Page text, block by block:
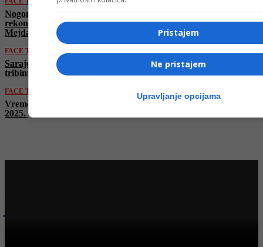
Nogometni klub Vareš u nove pobjede ide sa
rekonstruisanog gradskog stadiona u Vareš
Mejdanu
FACE TV
Sarajevski stadion Grbavica dobija Južnu
tribinu
FACE TV
Vremenska prognoza by Haris Babić za 20. 7.
2025.
Pristajem
Ne pristajem
Upravljanje opcijama